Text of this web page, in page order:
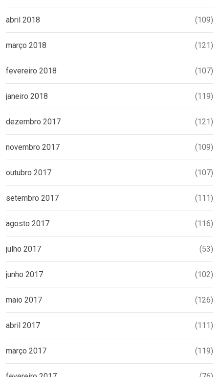
abril 2018 (109)
março 2018 (121)
fevereiro 2018 (107)
janeiro 2018 (119)
dezembro 2017 (121)
novembro 2017 (109)
outubro 2017 (107)
setembro 2017 (111)
agosto 2017 (116)
julho 2017 (53)
junho 2017 (102)
maio 2017 (126)
abril 2017 (111)
março 2017 (119)